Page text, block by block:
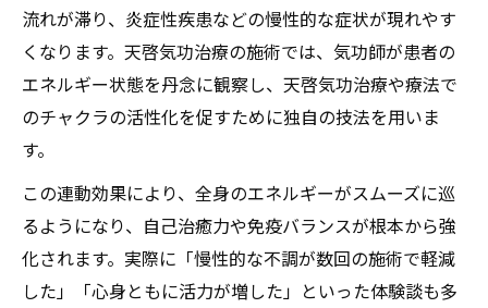
流れが滞り、炎症性疾患などの慢性的な症状が現れやす
くなります。天啓気功治療の施術では、気功師が患者の
エネルギー状態を丹念に観察し、天啓気功治療や療法で
のチャクラの活性化を促すために独自の技法を用いま
す。
この連動効果により、全身のエネルギーがスムーズに巡
るようになり、自己治癒力や免疫バランスが根本から強
化されます。実際に「慢性的な不調が数回の施術で軽減
した」「心身ともに活力が増した」といった体験談も多